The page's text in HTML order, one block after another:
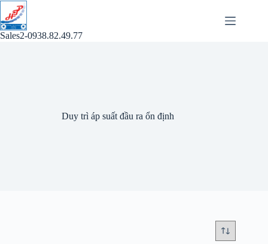
Chuyển
đến
phần
nội
Sales2-0938.82.49.77
Duy trì áp suất đầu ra ổn định